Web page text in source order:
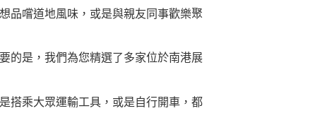
品嚐道地風味，或是與親友同事歡樂聚
的是，我們為您精選了多家位於南港展
搭乘大眾運輸工具，或是自行開車，都